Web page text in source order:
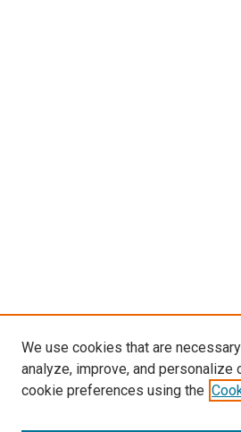
We use cookies that are
analyze, improve, and personalize
cookie preferences using the